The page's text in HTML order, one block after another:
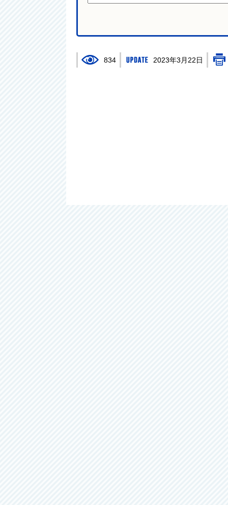
834 2023年3月22日